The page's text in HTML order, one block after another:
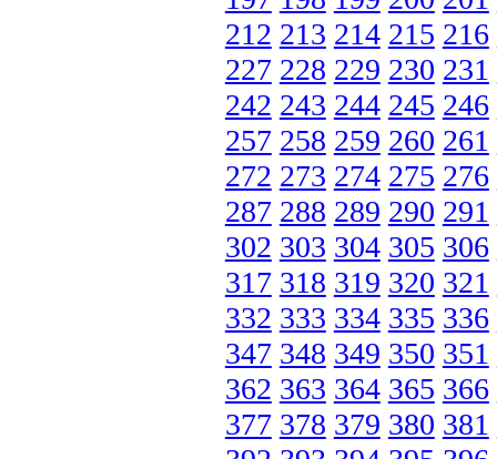
212 213 214 215 216
227 228 229 230 231
242 243 244 245 246
257 258 259 260 261
272 273 274 275 276
287 288 289 290 291
302 303 304 305 306
317 318 319 320 321
332 333 334 335 336
347 348 349 350 351
362 363 364 365 366
377 378 379 380 381